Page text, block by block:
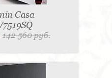
Casa
142 560 руб.